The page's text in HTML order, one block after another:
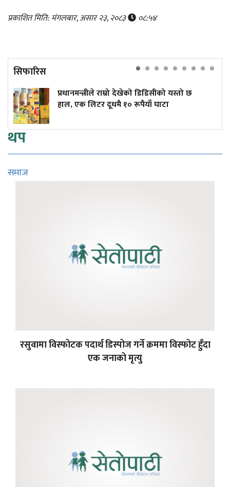
प्रकाशित मिति: मंगलबार, असार २३, २०८३ ०८:५४
सिफारिस
प्रधानमन्त्रीले राम्रो देखेको डिडिसीको यस्तो छ
हाल, एक लिटर दूधमै १० रूपैयाँ घाटा
थप
समाज
रसुवामा विस्फोटक पदार्थ डिस्पोज गर्ने क्रममा विस्फोट हुँदा
एक जनाको मृत्यु